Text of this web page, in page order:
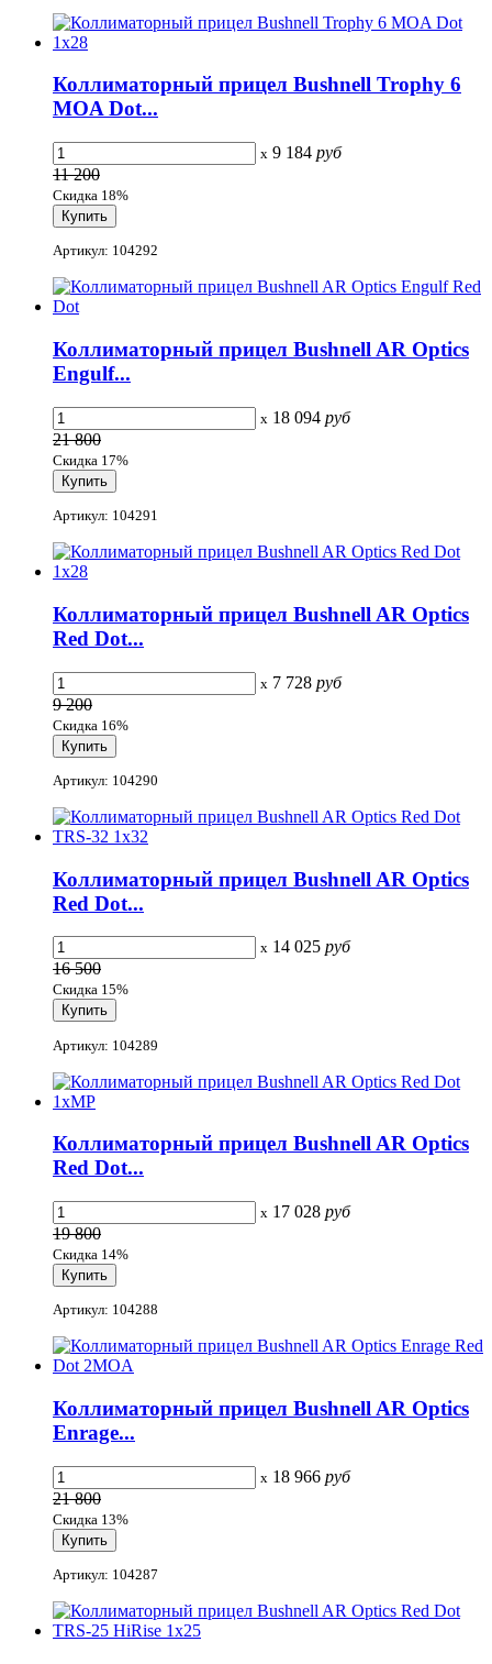
Коллиматорный прицел Bushnell Trophy 6
MOA Dot...
x 9 184 руб
11 200
Скидка 18%
Артикул: 104292
Коллиматорный прицел Bushnell AR Optics
Engulf...
x 18 094 руб
21 800
Скидка 17%
Артикул: 104291
Коллиматорный прицел Bushnell AR Optics
Red Dot...
x 7 728 руб
9 200
Скидка 16%
Артикул: 104290
Коллиматорный прицел Bushnell AR Optics
Red Dot...
x 14 025 руб
16 500
Скидка 15%
Артикул: 104289
Коллиматорный прицел Bushnell AR Optics
Red Dot...
x 17 028 руб
19 800
Скидка 14%
Артикул: 104288
Коллиматорный прицел Bushnell AR Optics
Enrage...
x 18 966 руб
21 800
Скидка 13%
Артикул: 104287